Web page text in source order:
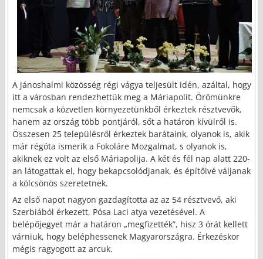
A jánoshalmi közösség régi vágya teljesült idén, azáltal, hogy
itt a városban rendezhettük meg a Máriapolit. Örömünkre
nemcsak a közvetlen környezetünkből érkeztek résztvevők,
hanem az ország több pontjáról, sőt a határon kívülről is.
Összesen 25 településről érkeztek barátaink, olyanok is, akik
már régóta ismerik a Fokoláre Mozgalmat, s olyanok is,
akiknek ez volt az első Máriapolija. A két és fél nap alatt 220-
an látogattak el, hogy bekapcsolódjanak, és építőivé váljanak
a kölcsönös szeretetnek.
Az első napot nagyon gazdagította az az 54 résztvevő, aki
Szerbiából érkezett, Pósa Laci atya vezetésével. A
belépőjegyet már a határon „megfizették”, hisz 3 órát kellett
várniuk, hogy beléphessenek Magyarországra. Érkezéskor
mégis ragyogott az arcuk.